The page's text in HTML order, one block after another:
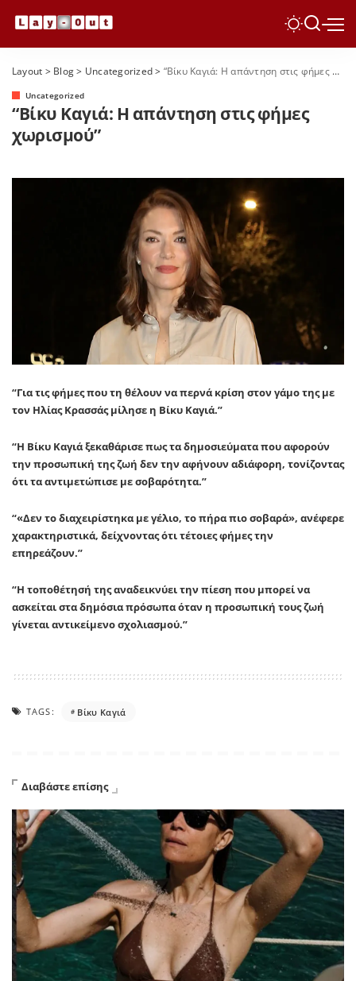
Layout > Blog> Uncategorized> “Βίκυ Καγιά: Η απάντηση στις φήμες χωρισμού”
Uncategorized
“Βίκυ Καγιά: Η απάντηση στις φήμες
χωρισμού”
“Για τις φήμες που τη θέλουν να περνά κρίση στον γάμο της με
τον Ηλίας Κρασσάςμίλησε η Βίκυ Καγιά.”
“Η Βίκυ Καγιάξεκαθάρισε πως τα δημοσιεύματα που αφορούν
την προσωπική της ζωή δεν την αφήνουν αδιάφορη, τονίζοντας
ότι τα αντιμετώπισε με σοβαρότητα.”
“«Δεν το διαχειρίστηκα με γέλιο, το πήρα πιο σοβαρά», ανέφερε
χαρακτηριστικά, δείχνοντας ότι τέτοιες φήμες την
επηρεάζουν.”
“Η τοποθέτησή της αναδεικνύει την πίεση που μπορεί να
ασκείται στα δημόσια πρόσωπα όταν η προσωπική τους ζωή
γίνεται αντικείμενο σχολιασμού.”
TAGS: Βίκυ Καγιά
Διαβάστε επίσης